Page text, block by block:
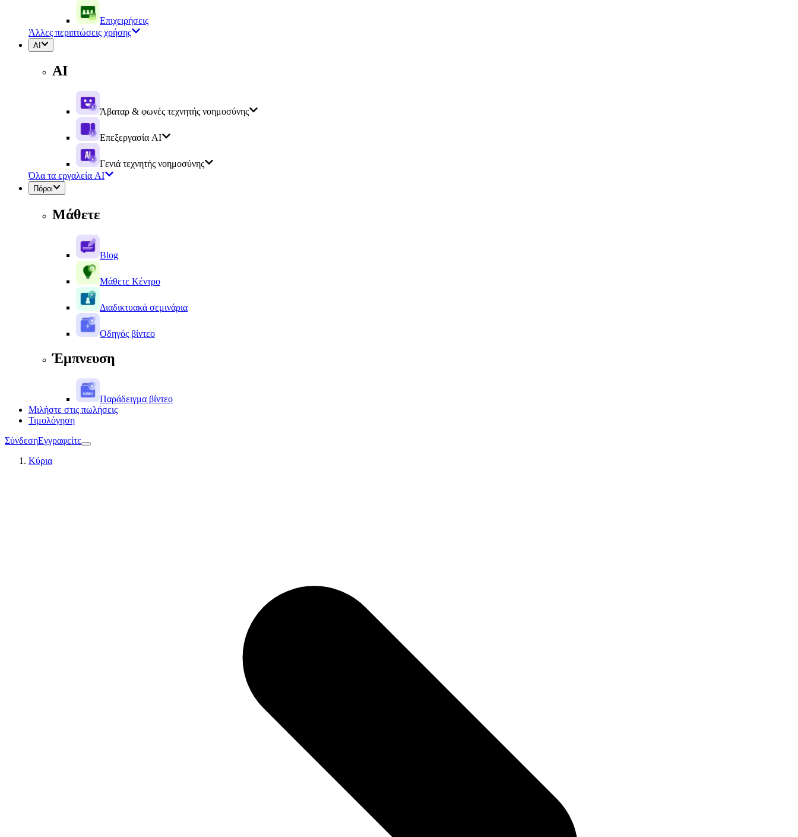
Επιχειρήσεις
Άλλες περιπτώσεις χρήσης
AI
AI
Άβαταρ & φωνές τεχνητής νοημοσύνης
Επεξεργασία AI
Γενιά τεχνητής νοημοσύνης
Όλα τα εργαλεία AI
Πόροι
Μάθετε
Blog
Μάθετε Κέντρο
Διαδικτυακά σεμινάρια
Οδηγός βίντεο
Έμπνευση
Παράδειγμα βίντεο
Μιλήστε στις πωλήσεις
Τιμολόγηση
ΣύνδεσηΕγγραφείτε
Κύρια